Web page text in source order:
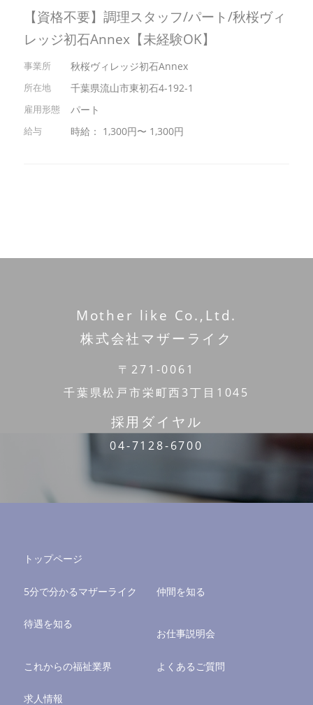
【資格不要】調理スタッフ/パート/秋桜ヴィ
レッジ初石Annex【未経験OK】
秋桜ヴィレッジ初石Annex
千葉県流山市東初石4-192-1
パート
時給： 1,300円〜 1,300円
Mother like Co.,Ltd.
株式会社マザーライク
〒271-0061
千葉県松戸市栄町西3丁目1045
採用ダイヤル
04-7128-6700
トップページ
5分で分かるマザーライク 仲間を知る
待遇を知る
お仕事説明会
これからの福祉業界 よくあるご質問
求人情報